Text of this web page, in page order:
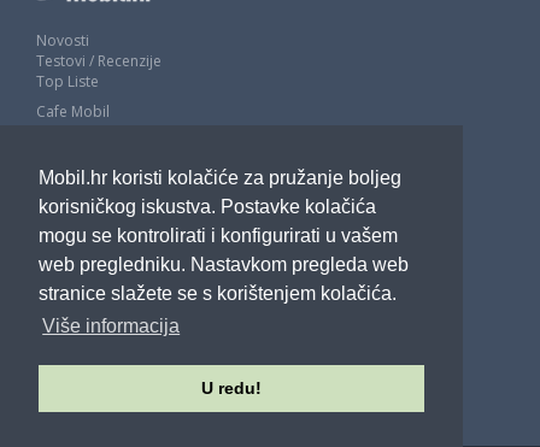
Mobil.hr koristi kolačiće za pružanje boljeg
korisničkog iskustva. Postavke kolačića
mogu se kontrolirati i konfigurirati u vašem
web pregledniku. Nastavkom pregleda web
stranice slažete se s korištenjem kolačića.
Više informacija
U redu!
Novosti
Testovi / Recenzije
Top Liste
Cafe Mobil
Impressum
Marketing
Pravne odredbe
Izjava o privatnosti
POTRAŽITE NAS
Sva prava pridržana - Mobil.hr - 2026.